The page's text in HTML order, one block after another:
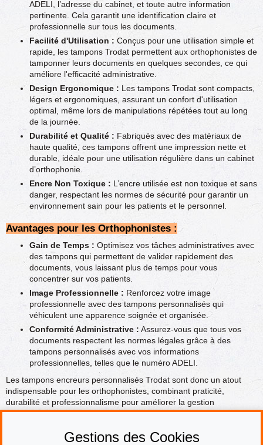
ADELI, l’adresse du cabinet, et toute autre information
pertinente. Cela garantit une identification claire et
professionnelle sur tous les documents.
Facilité d'Utilisation : Conçus pour une utilisation simple et
rapide, les tampons Trodat permettent aux orthophonistes de
tamponner leurs documents en quelques secondes, ce qui
améliore l'efficacité administrative.
Design Ergonomique : Les tampons Trodat sont compacts,
légers et ergonomiques, assurant un confort d'utilisation
optimal, même lors de manipulations répétées tout au long
de la journée.
Durabilité et Qualité : Fabriqués avec des matériaux de
haute qualité, ces tampons offrent une impression nette et
durable, idéale pour une utilisation régulière dans un cabinet
d’orthophonie.
Encre Non Toxique : L’encre utilisée est non toxique et sans
danger, respectant les normes de sécurité pour garantir un
environnement sain pour les patients et le personnel.
Avantages pour les Orthophonistes :
Gain de Temps : Optimisez vos tâches administratives avec
des tampons qui permettent de valider rapidement des
documents, vous laissant plus de temps pour vous
concentrer sur vos patients.
Image Professionnelle : Renforcez votre image
professionnelle avec des tampons personnalisés qui
véhiculent une apparence soignée et organisée.
Conformité Administrative : Assurez-vous que tous vos
documents respectent les normes légales grâce à des
tampons personnalisés avec vos informations
professionnelles, telles que le numéro ADELI.
Les tampons encreurs personnalisés Trodat sont donc un atout
indispensable pour les orthophonistes, combinant praticité,
durabilité et professionnalisme pour améliorer la gestion
quotidienne de votre cabinet. Que ce soit pour des consultations en
ces tampons répondent parfaitement aux besoins spécifiques de la
Gestions des Cookies